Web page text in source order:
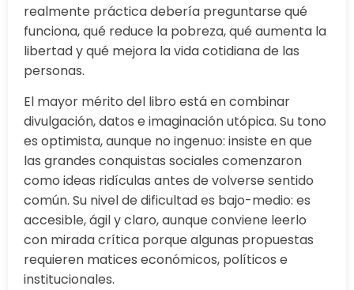
realmente práctica debería preguntarse qué
funciona, qué reduce la pobreza, qué aumenta la
libertad y qué mejora la vida cotidiana de las
personas.
El mayor mérito del libro está en combinar
divulgación, datos e imaginación utópica. Su tono
es optimista, aunque no ingenuo: insiste en que
las grandes conquistas sociales comenzaron
como ideas ridículas antes de volverse sentido
común. Su nivel de dificultad es bajo-medio: es
accesible, ágil y claro, aunque conviene leerlo
con mirada crítica porque algunas propuestas
requieren matices económicos, políticos e
institucionales.